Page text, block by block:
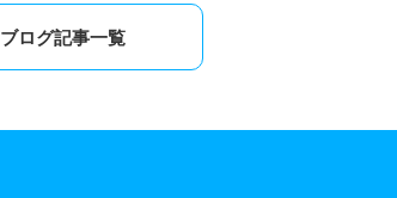
ブログ記事一覧